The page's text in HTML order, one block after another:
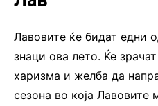
Лавовите ќе бидат едни
знаци ова лето. Ќе
харизма и желба да
сезона во која Лавовите